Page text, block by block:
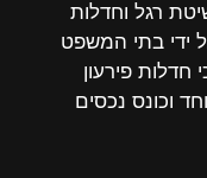
רגל וחדלות
ידי בתי המשפט
חדלות פירעון
וכונס נכסים